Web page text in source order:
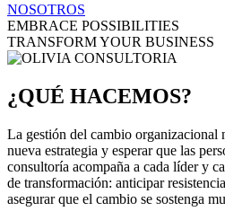
NOSOTROS
EMBRACE POSSIBILITIES
TRANSFORM YOUR BUSINESS
¿QUÉ HACEMOS?
La gestión del cambio organizacional
nueva estrategia y esperar que las
consultoría acompaña a cada líder y
de transformación: anticipar
asegurar que el cambio se sostenga